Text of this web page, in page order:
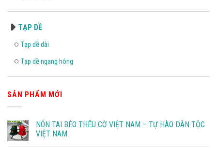
TẠP DỀ
Tạp dề dài
Tạp dề ngang hông
SẢN PHẨM MỚI
NÓN TAI BÈO THÊU CỜ VIỆT NAM – TỰ HÀO DÂN TỘC
VIỆT NAM